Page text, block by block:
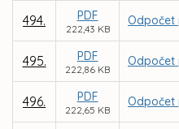
494. PDF
222,43 KB
Odpočet
495. PDF
222,86 KB
Odpočet
496. PDF
222,65 KB
Odpočet